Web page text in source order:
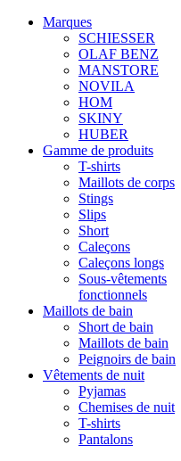
Marques
SCHIESSER
OLAF BENZ
MANSTORE
NOVILA
HOM
SKINY
HUBER
Gamme de produits
T-shirts
Maillots de corps
Stings
Slips
Short
Caleçons
Caleçons longs
Sous-vêtements
fonctionnels
Maillots de bain
Short de bain
Maillots de bain
Peignoirs de bain
Vêtements de nuit
Pyjamas
Chemises de nuit
T-shirts
Pantalons